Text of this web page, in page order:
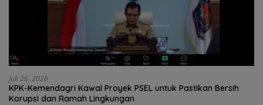
Juli 26, 2026
KPK-Kemendagri Kawal Proyek PSEL untuk Pastikan Bersih
Korupsi dan Ramah Lingkungan